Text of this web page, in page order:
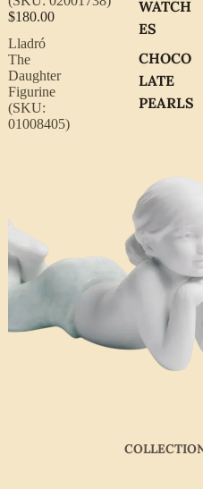
WATCH
ES
CHOCO
LATE
PEARLS
$180.00
Lladró
The
Daughter
Figurine
(SKU:
01008405)